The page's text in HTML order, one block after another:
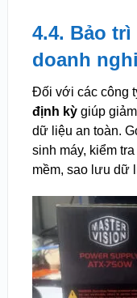
4.4. Bảo
doanh
Đối với các công
định kỳgiúp giảm
dữ liệu an toàn.
sinh máy, kiểm
mềm, sao lưu dữ